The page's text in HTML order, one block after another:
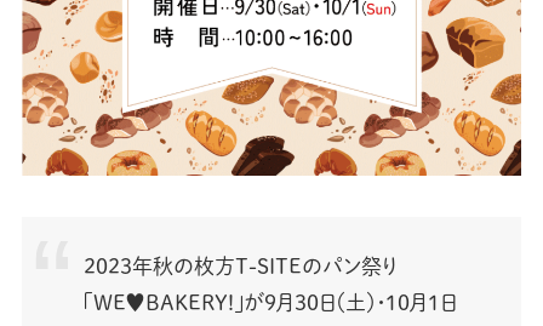
2023年秋の枚方T-SITEのパン祭り
「WE♥BAKERY!」が9月30日（土）・10月1日